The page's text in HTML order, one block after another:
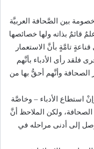
بين الصَّحافة العربيَّة
قائمٌ بذاته ولها خصائصها
تامَّةٍ بأنَّ الاستعمار
فلقد رأى الأدباء بأنَّهم
وأنَّهم أحقُّ بها من
استطاع الأدباء – وخاصَّة
ولكن الملاحظ أنَّ
إلى أدنى مراحله في